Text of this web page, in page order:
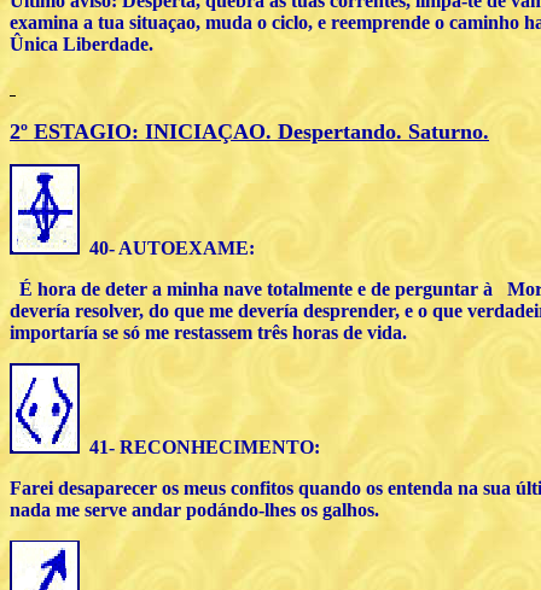
examina a tua situaçao, muda o ciclo, e reemprende o caminho
Ûnica Liberdade.
2º ESTAGIO: INICIAÇAO. Despertando. Saturno.
40- AUTOEXAME:
É hora de deter a minha nave totalmente e de perguntar à
devería resolver, do que me devería desprender, e o que
importaría se só me restassem três horas de vida.
41- RECONHECIMENTO:
Farei desaparecer os meus confitos quando os entenda na sua
nada me serve andar podándo-lhes os galhos.